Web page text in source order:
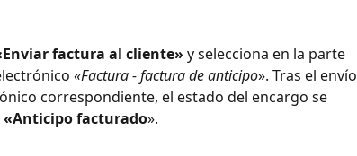
factura al cliente» y selecciona en la parte
«Factura - factura de anticipo». Tras el envío
correspondiente, el estado del encargo se
«Anticipo facturado».